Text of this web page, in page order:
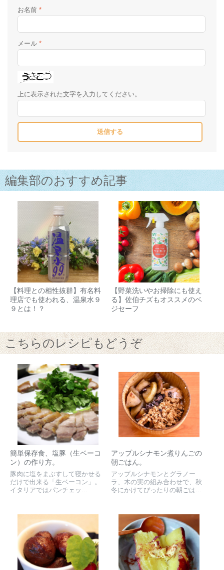
お名前 *
メール *
上に表示された文字を入力してください。
編集部のおすすめ記事
【料理との相性抜群】有名料
理店でも使われる、温泉水９
９とは！？
【野菜洗いやお掃除にも使え
る】佐伯チズもオススメのベ
ジセーフ
こちらのレシピもどうぞ
簡単保存食、塩豚（生ベーコ
ン）の作り方。
豚肉に塩をまぶすして寝かせる
だけで出来る「生ベーコン」。
イタリアではパンチェッ...
アップルシナモン煮りんごの
朝ごはん。
アップルシナモンとグラノー
ラ、木の実の組み合わせで、秋
冬にかけてぴったりの朝ごは...